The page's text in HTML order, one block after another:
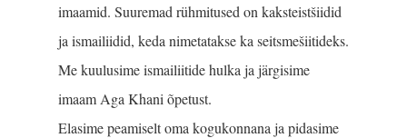
imaamid. Suuremad rühmitused on kaksteistšiidid
ja ismailiidid, keda nimetatakse ka seitsmešiitideks.
Me kuulusime ismailiitide hulka ja järgisime
imaam Aga Khani õpetust.
Elasime peamiselt oma kogukonnana ja pidasime